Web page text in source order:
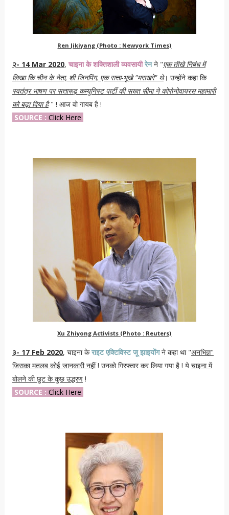
Ren Jikiyang (Photo : Newyork Times)
२- 14 Mar 2020, चाइना के शक्‍तिशाली व्यवसायीरेनने "एक तीखे निबंध में
लिखा कि चीन के नेता, शी जिनपिंग, एक सत्ता-भूखे "मसखरे" थे। उन्होंने कहा कि
स्वतंत्र भाषण पर सत्तारूढ़ कम्युनिस्ट पार्टी की सख्त सीमा ने कोरोनोवायरस महामारी
को बढ़ा दिया है" ! आज वो गायब है !
SOURCE : Click Here
Xu Zhiyong Activists (Photo : Reuters)
३- 17 Feb 2020, चाइना केराइट एक्टिविस्ट जू झाइयोंगने कहा था "अनभिज्ञ"
जिसका मतलब कोई जानकारी नहीं! उनको गिरफ्तार कर लिया गया है ! ये चाइना में
बोलने की छुट के कुछ उद्धरण!
SOURCE : Click Here